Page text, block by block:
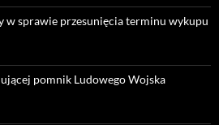
w sprawie przesunięcia terminu wykupu
pomnik Ludowego Wojska